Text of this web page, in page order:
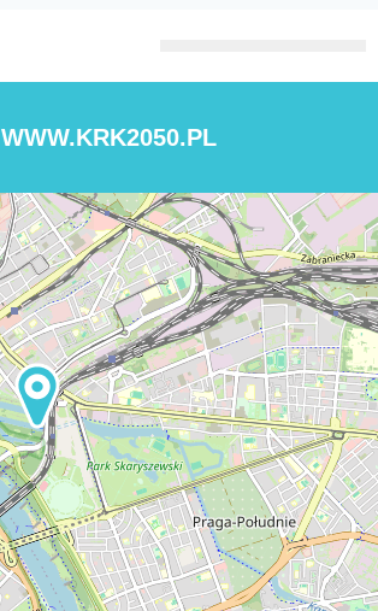
WWW.KRK2050.PL